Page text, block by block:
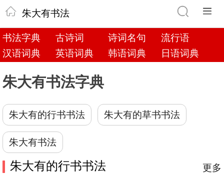
朱大有书法
书法字典 古诗词 诗词名句
流行语
汉语词典
英语词典 韩语词典 日语词典
朱大有书法字典
朱大有的行书书法 朱大有的草书书法
朱大有书法
朱大有的行书书法 更多